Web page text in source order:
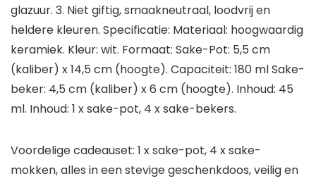
glazuur. 3. Niet giftig, smaakneutraal, loodvrij en
heldere kleuren. Specificatie: Materiaal: hoogwaardig
keramiek. Kleur: wit. Formaat: Sake-Pot: 5,5 cm
(kaliber) x 14,5 cm (hoogte). Capaciteit: 180 ml Sake-
beker: 4,5 cm (kaliber) x 6 cm (hoogte). Inhoud: 45
ml. Inhoud: 1 x sake-pot, 4 x sake-bekers.
Voordelige cadeauset: 1 x sake-pot, 4 x sake-
mokken, alles in een stevige geschenkdoos, veilig en